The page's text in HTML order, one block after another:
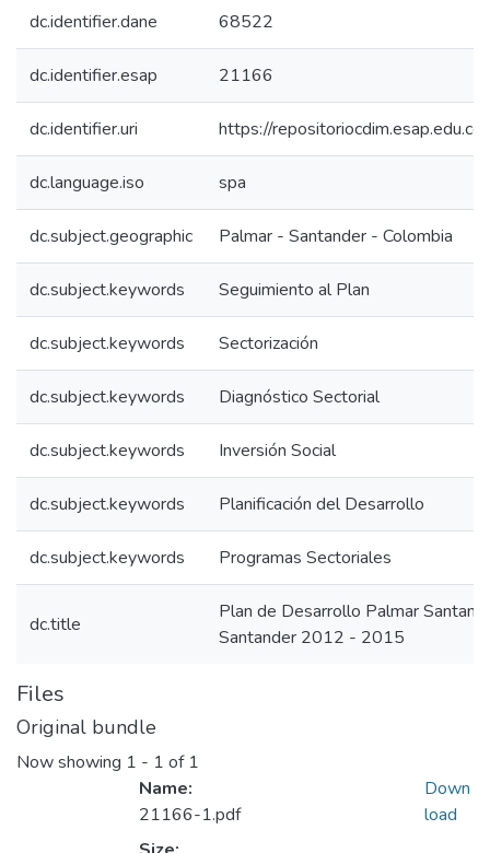
dc.identifier.dane 68522
dc.identifier.esap 21166
dc.identifier.uri https://
dc.language.iso spa
dc.subject.geographic Palmar - Santander - Colombia
dc.subject.keywords Seguimiento al Plan
dc.subject.keywords Sectorización
dc.subject.keywords Diagnóstico Sectorial
dc.subject.keywords Inversión Social
dc.subject.keywords Planificación del Desarrollo
dc.subject.keywords Programas Sectoriales
dc.title
Plan de Desarrollo Palmar
Santander 2012 - 2015
Files
Original bundle
Now showing 1 - 1 of 1
Name:
21166-1.pdf
Down
load